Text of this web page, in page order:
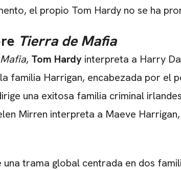
el propio Tom Hardy no se ha
Tierra de Mafia
, Tom Hardy interpreta a Harry
familia Harrigan, encabezada por el
una exitosa familia criminal
Mirren interpreta a Maeve
una trama global centrada en dos